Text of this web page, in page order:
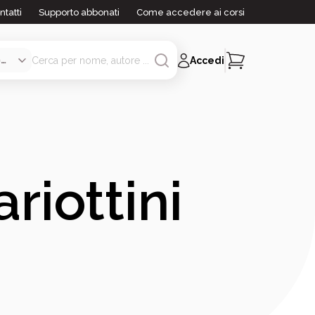
Supporto abbonati Come accedere ai corsi
Accedi